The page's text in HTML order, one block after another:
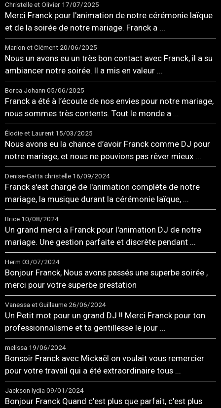
Christelle et Olivier 17/07/2025
Merci Franck pour l'animation de notre cérémonie laïque
et de la soirée de notre mariage. Franck a ...
Marion et Clément 20/06/2025
Nous un avons eu un très bon contact avec Franck, il a su
ambiancer notre soirée. Il a mis en valeur ...
Borca Johann 05/06/2025
Franck a été à l’écoute de nos envies pour notre mariage,
nous sommes très contents. Tout le monde a ...
Élodie et Laurent 15/03/2025
Nous avons eu la chance d’avoir Franck comme DJ pour
notre mariage, et nous ne pouvions pas rêver mieux ...
Denise-Gatta christelle 16/09/2024
Franck s'est chargé de l'animation complète de notre
mariage, la musique durant la cérémonie laïque, ...
Brice 10/08/2024
Un grand merci a Franck pour l'animation DJ de notre
mariage. Une gestion parfaite et discrète pendant ...
Herm 03/07/2024
Bonjour Franck, Nous avons passés une superbe soirée ,
merci pour votre superbe prestation
Vanessa et Guillaume 26/06/2024
Un Petit mot pour un grand DJ !! Merci Franck pour ton
professionnalisme et ta gentillesse le jour ...
melissa 19/06/2024
Bonsoir Franck avec Mickaël on voulait vous remercier
pour votre travail qui a été extraordinaire tous ...
Jackson lydia09/01/2024
Bonjour Franck Quand c'est plus que parfait, c'est plus